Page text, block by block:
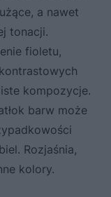
a nawet
tonacji.
fioletu,
kompozycje.
barw może
Rozjaśnia,
kolory.